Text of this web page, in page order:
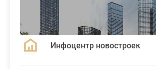
Инфоцентр новостроек